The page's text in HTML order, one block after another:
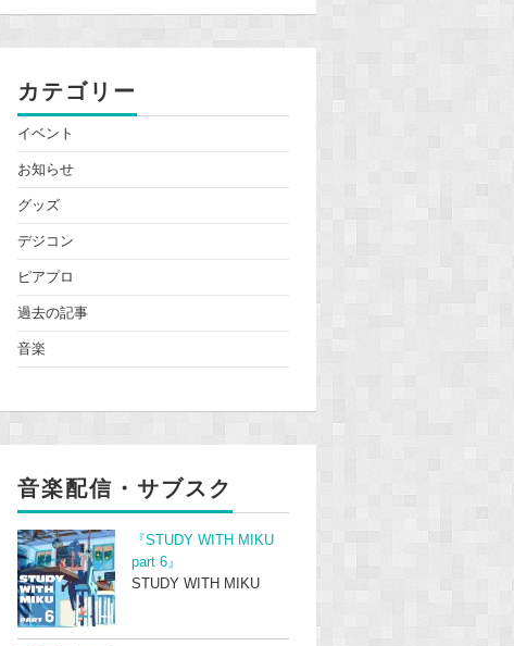
カテゴリー
イベント
お知らせ
グッズ
デジコン
ピアプロ
過去の記事
音楽
音楽配信・サブスク
『STUDY WITH MIKU
part 6』
STUDY WITH MIKU